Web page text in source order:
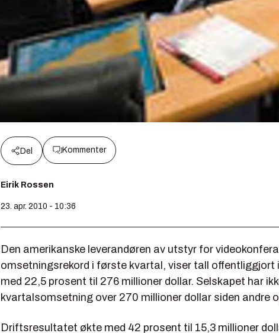
Del Kommenter
Eirik Rossen
23. apr. 2010 - 10:36
Den amerikanske leverandøren av utstyr for
omsetningsrekord i første kvartal, viser tall offentliggjort
med 22,5 prosent til 276 millioner dollar. Selskapet har
kvartalsomsetning over 270 millioner dollar siden andre
Driftsresultatet økte med 42 prosent til 15,3 millioner